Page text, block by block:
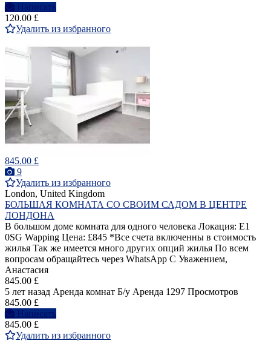
Написать
120.00 £
Удалить из избранного
845.00 £
9
Удалить из избранного
London, United Kingdom
БОЛЬШАЯ КОМНАТА СО СВОИМ САДОМ В ЦЕНТРЕ
ЛОНДОНА
В большом доме комната для одного человека Локация: E1
0SG Wapping Цена: £845 *Все счета включенны в стоимость
жилья Так же имеется много других опций жилья По всем
вопросам обращайтесь через WhatsApp С Уважением,
Анастасия
845.00 £
5 лет назад Аренда комнат Б/у Аренда 1297 Просмотров
845.00 £
Написать
845.00 £
Удалить из избранного